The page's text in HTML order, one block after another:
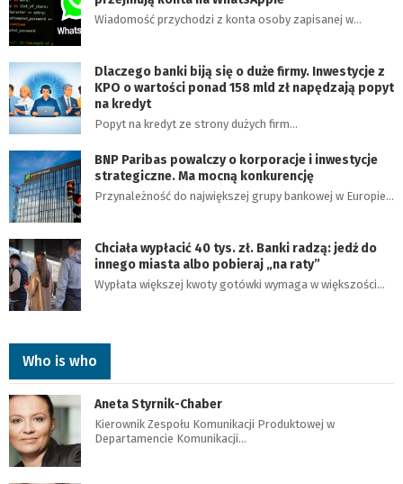
Wiadomość przychodzi z konta osoby zapisanej w…
Dlaczego banki biją się o duże firmy. Inwestycje z
KPO o wartości ponad 158 mld zł napędzają popyt
na kredyt
Popyt na kredyt ze strony dużych firm…
BNP Paribas powalczy o korporacje i inwestycje
strategiczne. Ma mocną konkurencję
Przynależność do największej grupy bankowej w Europie…
Chciała wypłacić 40 tys. zł. Banki radzą: jedź do
innego miasta albo pobieraj „na raty”
Wypłata większej kwoty gotówki wymaga w większości…
Who is who
Aneta Styrnik-Chaber
Kierownik Zespołu Komunikacji Produktowej w
Departamencie Komunikacji…